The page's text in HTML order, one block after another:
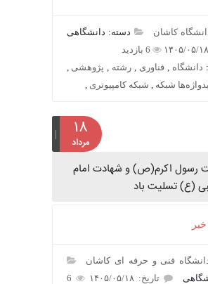
کاشان
دسته: دانشگاهی
6 بازدید
,فناوری,رشته, پژوهشی,
شبکه, شبکه کامپیوتری,
۱۸
مرداد
اکرم(ص) و شهادت امام
باد
فنی و حرفه ای کاشان
تاریخ: ۱۴۰۵/۰۵/۱۸
6